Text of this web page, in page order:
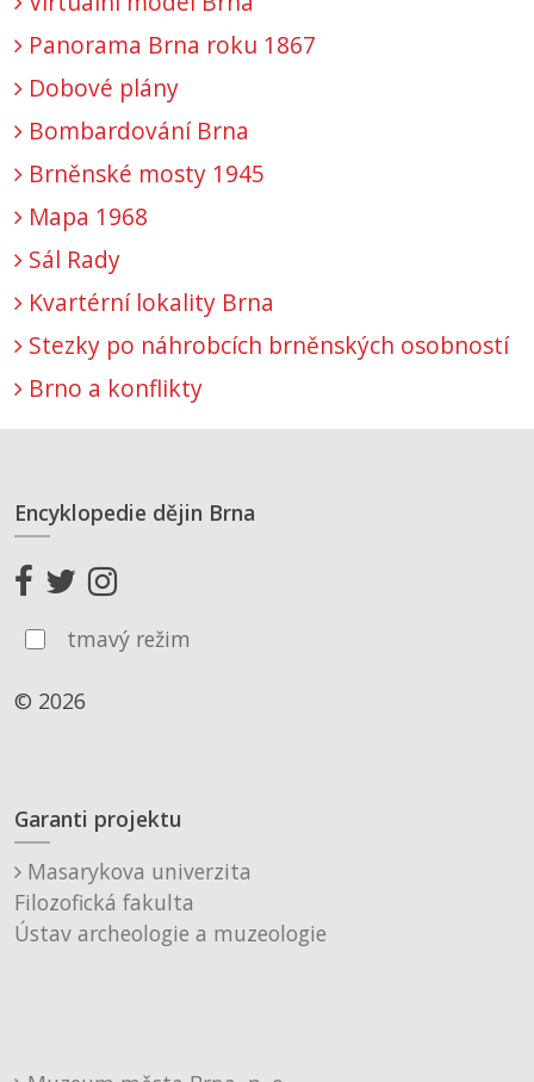
Panorama Brna roku 1867
Dobové plány
Bombardování Brna
Brněnské mosty 1945
Mapa 1968
Sál Rady
Kvartérní lokality Brna
Stezky po náhrobcích brněnských osobností
Brno a konflikty
Encyklopedie dějin Brna
tmavý režim
© 2026
Garanti projektu
Masarykova univerzita
Filozofická fakulta
Ústav archeologie a muzeologie